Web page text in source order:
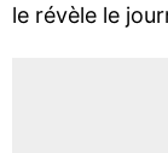
le révèle le